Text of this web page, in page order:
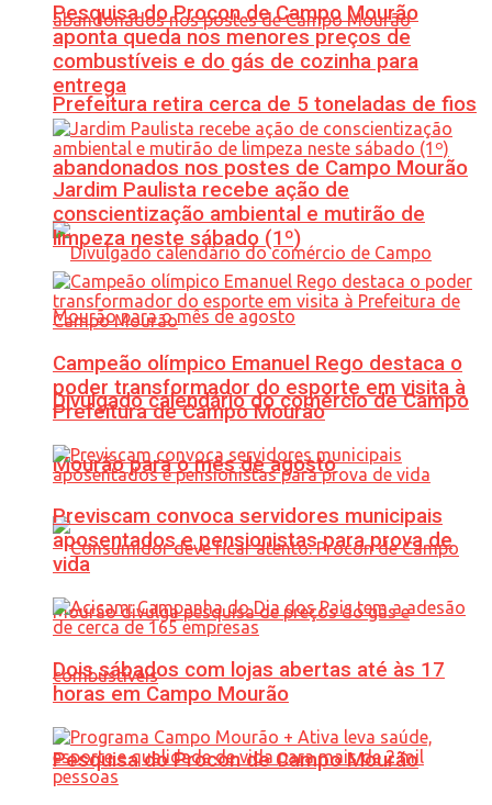
Prefeitura retira cerca de 5 toneladas de fios
abandonados nos postes de Campo Mourão
Divulgado calendário do comércio de Campo
Mourão para o mês de agosto
Pesquisa do Procon de Campo Mourão
Pesquisa do Procon de Campo Mourão
aponta queda nos menores preços de
combustíveis e do gás de cozinha para
entrega
Jardim Paulista recebe ação de
conscientização ambiental e mutirão de
limpeza neste sábado (1º)
Campeão olímpico Emanuel Rego destaca o
poder transformador do esporte em visita à
Prefeitura de Campo Mourão
Previscam convoca servidores municipais
aposentados e pensionistas para prova de
vida
Dois sábados com lojas abertas até às 17
horas em Campo Mourão